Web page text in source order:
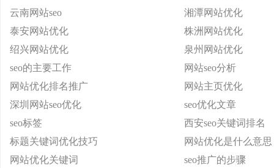
云南网站seo
湘潭网站优化
泰安网站优化
株洲网站优化
绍兴网站优化
泉州网站优化
seo的主要工作
网站seo分析
网站优化排名推广
网站主页优化
深圳网站seo优化
seo优化文章
seo标签
西安seo关键词排名
标题关键词优化技巧
网站优化是什么意思
网站优化关键词
seo推广的步骤